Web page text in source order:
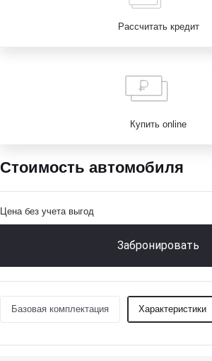
Рассчитать кредит
Купить online
Стоимость автомобиля
Цена без учета выгод
Забронировать
Базовая комплектация Характеристики